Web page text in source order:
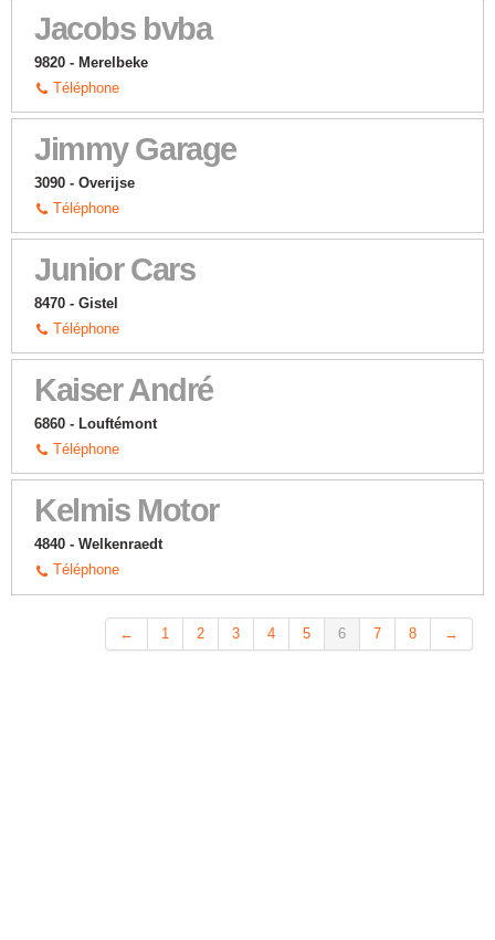
Jacobs bvba
9820 - Merelbeke
Téléphone
Jimmy Garage
3090 - Overijse
Téléphone
Junior Cars
8470 - Gistel
Téléphone
Kaiser André
6860 - Louftémont
Téléphone
Kelmis Motor
4840 - Welkenraedt
Téléphone
← 1 2 3 4 5 6 7 8 →